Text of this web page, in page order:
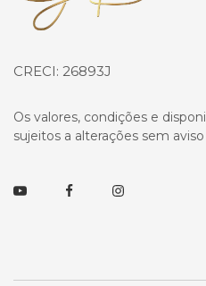
CRECI: 26893J
Os valores, condições e
sujeitos a alterações sem
YoutubeFacebookInstagram